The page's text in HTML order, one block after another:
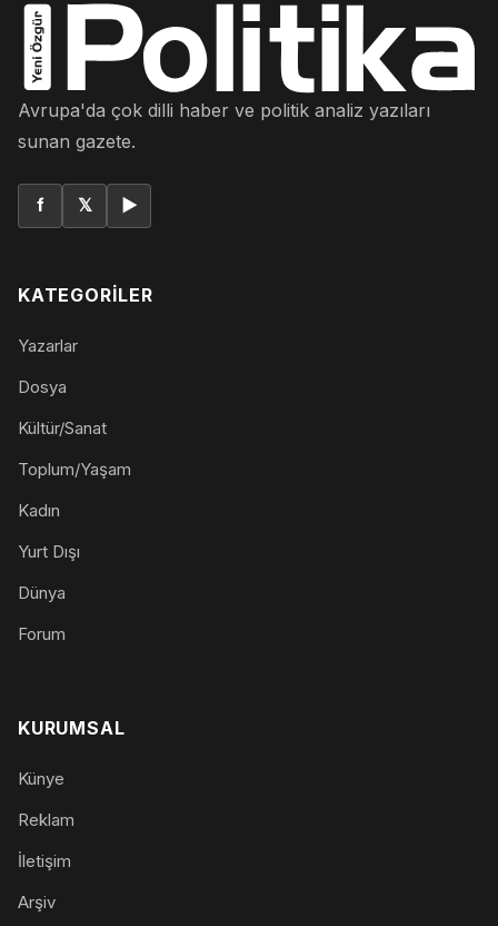
Avrupa'da çok dilli haber ve politik analiz yazıları
sunan gazete.
f 𝕏 ▶
KATEGORILER
Yazarlar
Dosya
Kültür/Sanat
Toplum/Yaşam
Kadın
Yurt Dışı
Dünya
Forum
KURUMSAL
Künye
Reklam
İletişim
Arşiv